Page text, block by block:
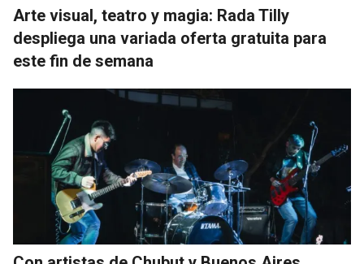
Arte visual, teatro y magia: Rada Tilly
despliega una variada oferta gratuita para
este fin de semana